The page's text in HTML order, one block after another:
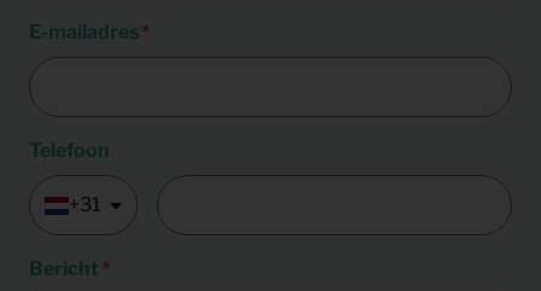
E-mailadres
Telefoon
+31
Bericht